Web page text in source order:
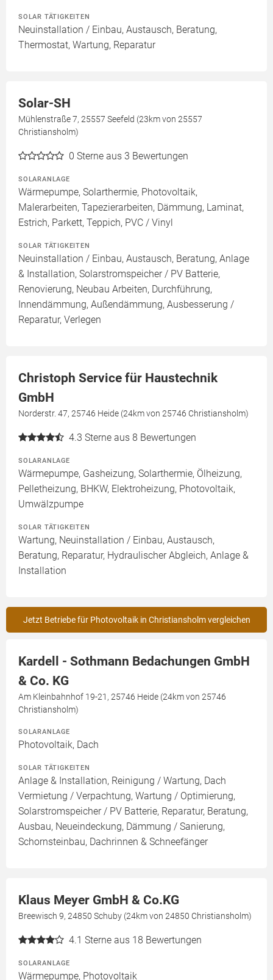
SOLAR TÄTIGKEITEN
Neuinstallation / Einbau, Austausch, Beratung,
Thermostat, Wartung, Reparatur
Solar-SH
Mühlenstraße 7, 25557 Seefeld (23km von 25557
Christiansholm)
0 Sterne aus 3 Bewertungen
SOLARANLAGE
Wärmepumpe, Solarthermie, Photovoltaik,
Malerarbeiten, Tapezierarbeiten, Dämmung, Laminat,
Estrich, Parkett, Teppich, PVC / Vinyl
SOLAR TÄTIGKEITEN
Neuinstallation / Einbau, Austausch, Beratung, Anlage
& Installation, Solarstromspeicher / PV Batterie,
Renovierung, Neubau Arbeiten, Durchführung,
Innendämmung, Außendämmung, Ausbesserung /
Reparatur, Verlegen
Christoph Service für Haustechnik
GmbH
Norderstr. 47, 25746 Heide (24km von 25746 Christiansholm)
4.3 Sterne aus 8 Bewertungen
SOLARANLAGE
Wärmepumpe, Gasheizung, Solarthermie, Ölheizung,
Pelletheizung, BHKW, Elektroheizung, Photovoltaik,
Umwälzpumpe
SOLAR TÄTIGKEITEN
Wartung, Neuinstallation / Einbau, Austausch,
Beratung, Reparatur, Hydraulischer Abgleich, Anlage &
Installation
Jetzt Betriebe für Photovoltaik in Christiansholm vergleichen
Kardell - Sothmann Bedachungen GmbH
& Co. KG
Am Kleinbahnhof 19-21, 25746 Heide (24km von 25746
Christiansholm)
SOLARANLAGE
Photovoltaik, Dach
SOLAR TÄTIGKEITEN
Anlage & Installation, Reinigung / Wartung, Dach
Vermietung / Verpachtung, Wartung / Optimierung,
Solarstromspeicher / PV Batterie, Reparatur, Beratung,
Ausbau, Neueindeckung, Dämmung / Sanierung,
Schornsteinbau, Dachrinnen & Schneefänger
Klaus Meyer GmbH & Co.KG
Breewisch 9, 24850 Schuby (24km von 24850 Christiansholm)
4.1 Sterne aus 18 Bewertungen
SOLARANLAGE
Wärmepumpe, Photovoltaik